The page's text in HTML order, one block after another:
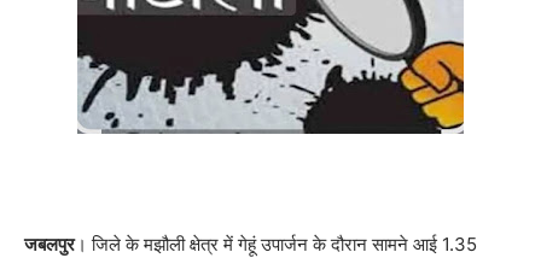
जबलपुर। जिले के मझौली क्षेत्र में गेहूं उपार्जन के दौरान सामने आई 1.35